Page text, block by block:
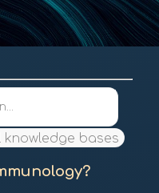
knowledge bases